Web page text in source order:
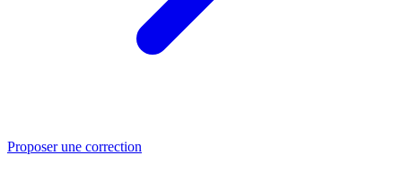
Proposer une correction